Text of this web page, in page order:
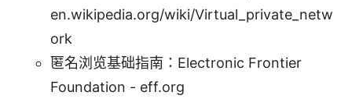
en.wikipedia.org/wiki/Virtual_private_netw
ork
匿名浏览基础指南：Electronic Frontier
Foundation - eff.org